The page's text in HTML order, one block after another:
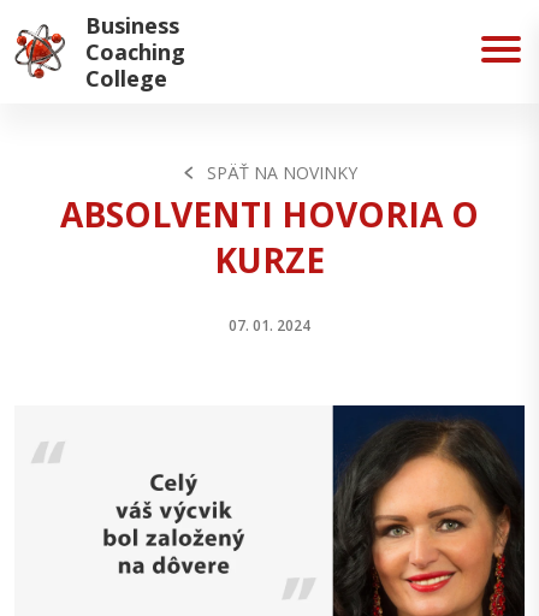
Business
Coaching
College
SPÄŤ NA NOVINKY
ABSOLVENTI HOVORIA O
KURZE
07. 01. 2024